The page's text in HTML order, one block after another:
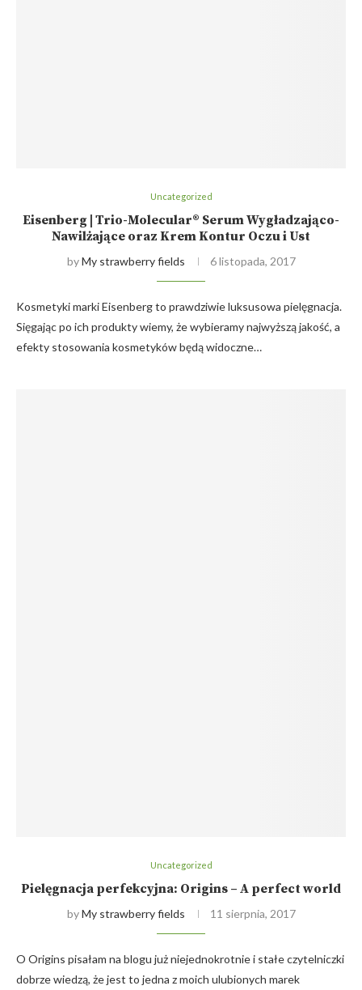
Uncategorized
Eisenberg | Trio-Molecular® Serum Wygładzająco-
Nawilżające oraz Krem Kontur Oczu i Ust
byMy strawberry fields 6 listopada, 2017
Kosmetyki marki Eisenberg to prawdziwie luksusowa pielęgnacja.
Sięgając po ich produkty wiemy, że wybieramy najwyższą jakość, a
efekty stosowania kosmetyków będą widoczne…
Uncategorized
Pielęgnacja perfekcyjna: Origins – A perfect world
byMy strawberry fields 11 sierpnia, 2017
O Origins pisałam na blogu już niejednokrotnie i stałe czytelniczki
dobrze wiedzą, że jest to jedna z moich ulubionych marek